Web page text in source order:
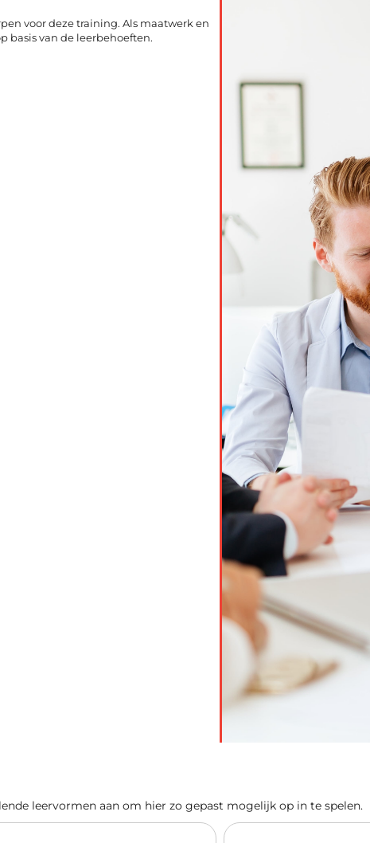
voor deze training. Als maatwerk en
basis van de leerbehoeften.
leervormen aan om hier zo gepast mogelijk op in te spelen.